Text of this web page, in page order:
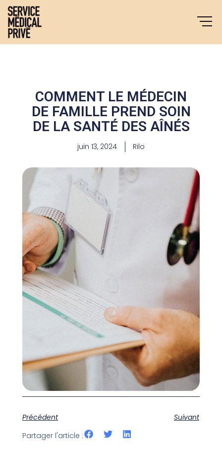
Aller
contenu
COMMENT LE MÉDECIN
DE FAMILLE PREND SOIN
DE LA SANTÉ DES AÎNÉS
juin 13, 2024 Rilo
Précédent
Suivant
Partager l'article :